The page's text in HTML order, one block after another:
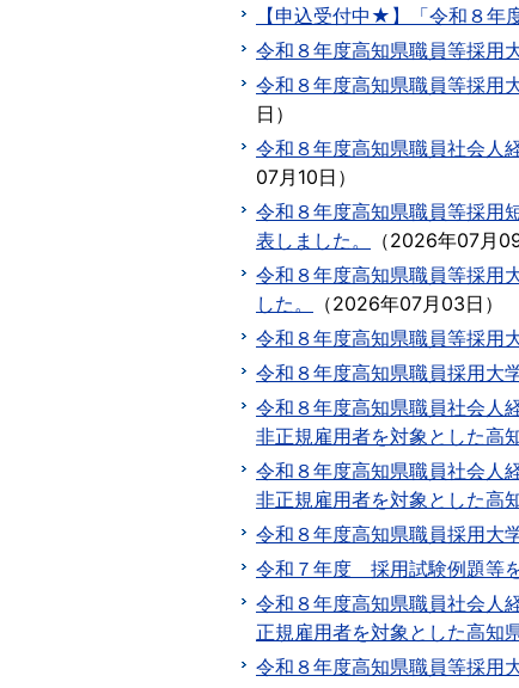
【申込受付中★】「令和８年
令和８年度高知県職員等採用
令和８年度高知県職員等採用
日 ）
令和８年度高知県職員社会人
07月10日 ）
令和８年度高知県職員等採用
表しました。
（2026年07月
令和８年度高知県職員等採用
した。
（2026年07月03日 ）
令和８年度高知県職員等採用
令和８年度高知県職員採用大
令和８年度高知県職員社会人
非正規雇用者を対象とした高
令和８年度高知県職員社会人
非正規雇用者を対象とした高
令和８年度高知県職員採用大
令和７年度 採用試験例題等を
令和８年度高知県職員社会人
正規雇用者を対象とした高知
令和８年度高知県職員等採用